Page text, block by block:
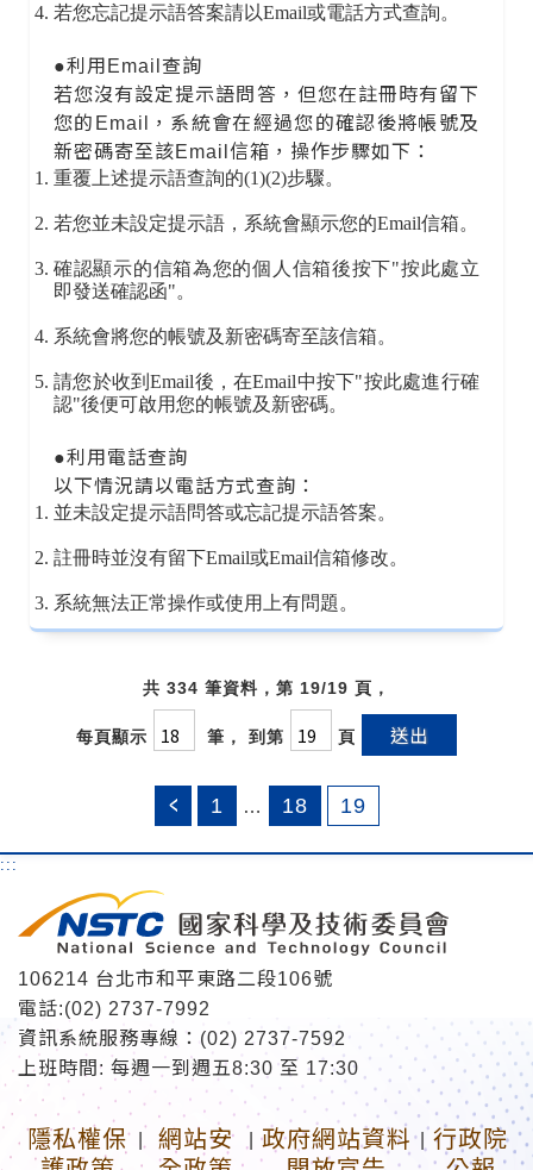
若您忘記提示語答案請以Email或電話方式查詢。
●利用Email查詢
若您沒有設定提示語問答，但您在註冊時有留下
您的Email，系統會在經過您的確認後將帳號及
新密碼寄至該Email信箱，操作步驟如下：
重覆上述提示語查詢的(1)(2)步驟。
若您並未設定提示語，系統會顯示您的Email信箱。
確認顯示的信箱為您的個人信箱後按下"按此處立
即發送確認函"。
系統會將您的帳號及新密碼寄至該信箱。
請您於收到Email後，在Email中按下"按此處進行確
認"後便可啟用您的帳號及新密碼。
●利用電話查詢
以下情況請以電話方式查詢：
並未設定提示語問答或忘記提示語答案。
註冊時並沒有留下Email或Email信箱修改。
系統無法正常操作或使用上有問題。
共 334 筆資料，第 19/19 頁，
每頁顯示 筆， 到第 頁 送出
1 … 18 19
:::
106214 台北市和平東路二段106號
電話:(02) 2737-7992
資訊系統服務專線：(02) 2737-7592
上班時間: 每週一到週五8:30 至 17:30
隱私權保
網站安
政府網站資料
行政院